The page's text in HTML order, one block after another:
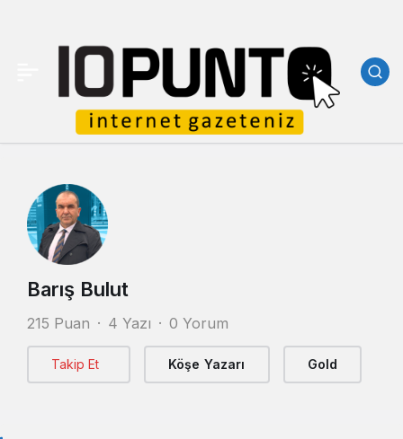
Barış Bulut
215 Puan 4 Yazı 0 Yorum
Takip Et Köşe Yazarı Gold